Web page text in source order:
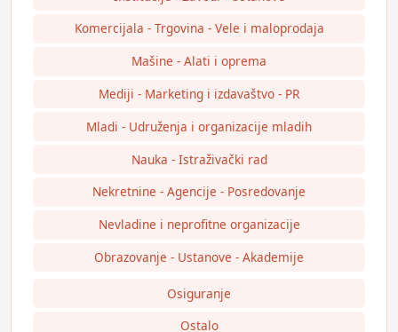
Komercijala - Trgovina - Vele i maloprodaja
Mašine - Alati i oprema
Mediji - Marketing i izdavaštvo - PR
Mladi - Udruženja i organizacije mladih
Nauka - Istraživački rad
Nekretnine - Agencije - Posredovanje
Nevladine i neprofitne organizacije
Obrazovanje - Ustanove - Akademije
Osiguranje
Ostalo